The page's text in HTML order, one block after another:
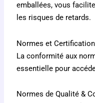
emballées, vous
les risques de retards.
Normes et
La conformité aux
essentielle pour
Normes de Qualité &